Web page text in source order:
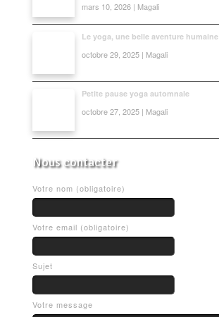
mars 10, 2026 | Magali
Le yoga, une belle aventure humaine
octobre 29, 2025 | Magali
Petite pause yoga automnale
octobre 27, 2025 | Magali
Nous contacter
Votre nom (obligatoire)
Votre email (obligatoire)
Sujet
Votre message